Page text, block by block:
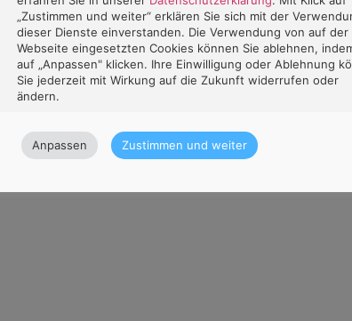
„Zustimmen und weiter“ erklären Sie sich mit der
dieser Dienste einverstanden. Die Verwendung von auf der
Webseite eingesetzten Cookies können Sie ablehnen,
auf „Anpassen" klicken. Ihre Einwilligung oder Ablehnung
Sie jederzeit mit Wirkung auf die Zukunft widerrufen oder
ändern.
Anpassen Zustimmen und weiter